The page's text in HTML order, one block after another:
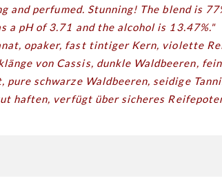
and perfumed. Stunning! The blend is
a pH of 3.71 and the alcohol is 13.47%."
opaker, fast tintiger Kern, violette
von Cassis, dunkle Waldbeeren,
pure schwarze Waldbeeren, seidige
haften, verfügt über sicheres